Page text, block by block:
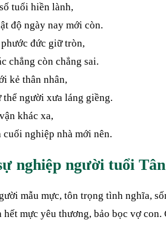
tuổi hiền lành,
độ ngày nay mới còn.
đức giữ tròn,
chẳng còn chẳng sai.
kẻ thân nhân,
thể người xưa láng giềng.
khác xa,
nghiệp nhà mới nên.
nghiệp người tuổi
mẫu mực, tôn trọng tình nghĩa,
mực yêu thương, bảo bọc vợ con.